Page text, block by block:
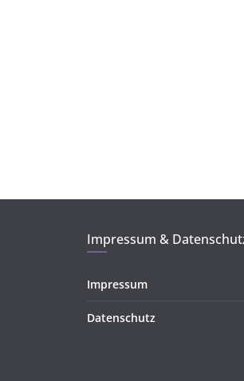
Impressum &
Impressum
Datenschutz